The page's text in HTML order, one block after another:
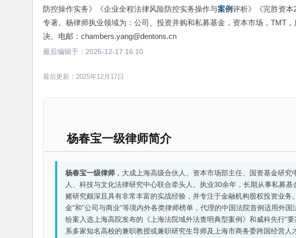
防控操作实务》《企业全程法律风险防控实务操作与案例评析》《完胜资本
专著。杨律师执业领域为：公司、投资并购和私募基金，资本市场，TMT
决。电邮：chambers.yang@dentons.cn
最后编辑于： 2025-12-17 16:10
最后更新：2025年12月17日
杨春宝一级律师简介
杨春宝一级律师，大成上海高级合伙人、资本市场部主任、国资基金研究
人、科技与文化法律研究中心联合牵头人。执业30余年，长期从事私募
赌研究颇深且具有非常丰富的实战经验，并专注于金融机构股权投资业
金"和"公司与商业"等境内外各类律师榜单，代理的中国法院首例适用外
纷案入选上海高院发布的《上海法院域外法查明典型案例》和威科先行"
系多家知名高校的兼职教授或兼职研究生导师及上海市商务委跨国经营